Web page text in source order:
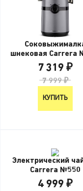
шнековая Carrera
7 319 ₽
7 999 ₽
КУПИТЬ
Электрический
Carrera №550
4 999 ₽